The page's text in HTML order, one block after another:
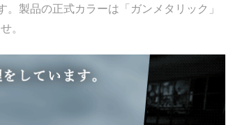
製品の正式カラーは「ガンメタリック」
。